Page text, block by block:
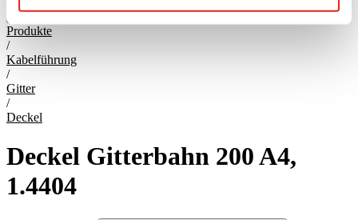
Produkte
/
Kabelführung
/
Gitter
/
Deckel
Deckel Gitterbahn 200 A4,
1.4404